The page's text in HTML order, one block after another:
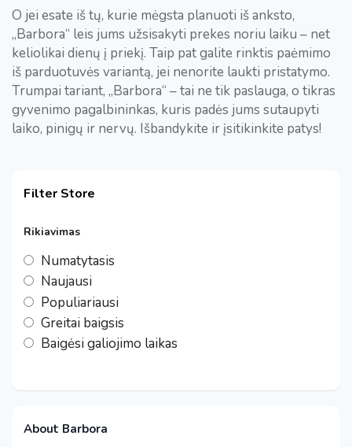
O jei esate iš tų, kurie mėgsta planuoti iš anksto,
„Barbora“ leis jums užsisakyti prekes noriu laiku – net
keliolikai dienų į priekį. Taip pat galite rinktis paėmimo
iš parduotuvės variantą, jei nenorite laukti pristatymo.
Trumpai tariant, „Barbora“ – tai ne tik paslauga, o tikras
gyvenimo pagalbininkas, kuris padės jums sutaupyti
laiko, pinigų ir nervų. Išbandykite ir įsitikinkite patys!
Filter Store
Rikiavimas
Numatytasis
Naujausi
Populiariausi
Greitai baigsis
Baigėsi galiojimo laikas
About Barbora